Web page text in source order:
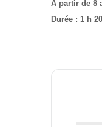
A partir de 8
Durée : 1 h 20